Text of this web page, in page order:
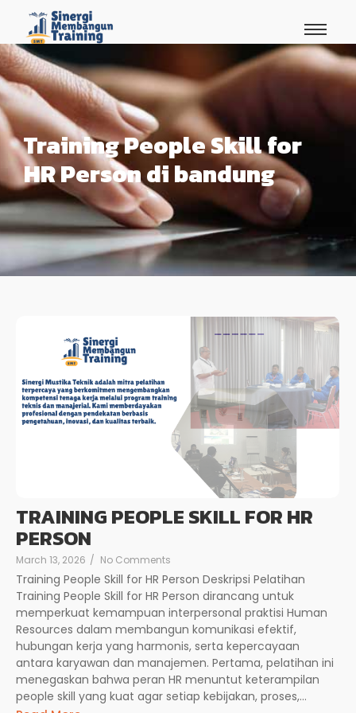
Training People Skill for
HR Person di bandung
TRAINING PEOPLE SKILL FOR HR
PERSON
March 13, 2026 / No Comments
Training People Skill for HR Person Deskripsi Pelatihan
Training People Skill for HR Person dirancang untuk
memperkuat kemampuan interpersonal praktisi Human
Resources dalam membangun komunikasi efektif,
hubungan kerja yang harmonis, serta kepercayaan
antara karyawan dan manajemen. Pertama, pelatihan ini
menegaskan bahwa peran HR menuntut keterampilan
people skill yang kuat agar setiap kebijakan, proses,...